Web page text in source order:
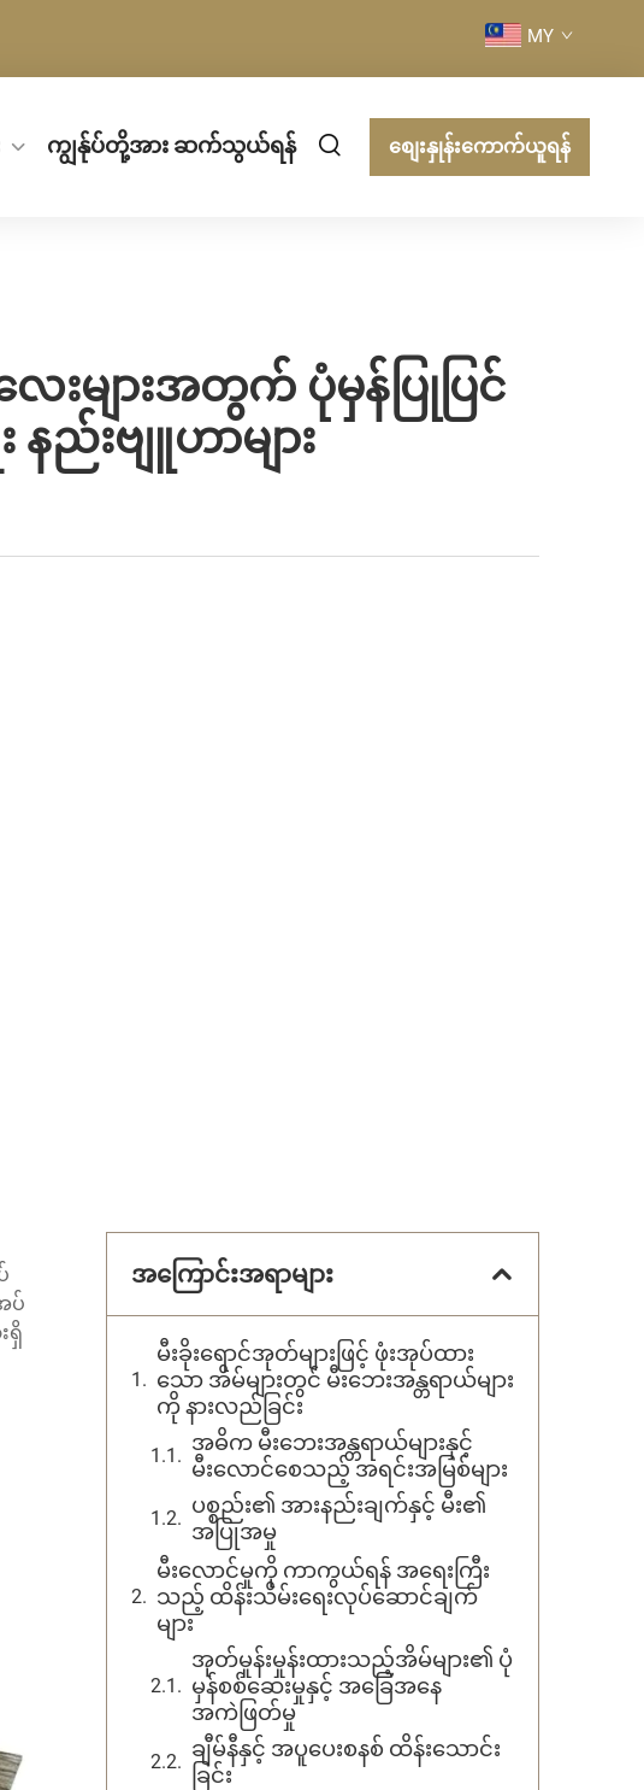
MY
ကျွန်ုပ်တို့အား ဆက်သွယ်ရန် စျေးနှုန်းကောက်ယူရန်
များအတွက် ပုံမှန်ပြုပြင်
ည်းဗျူဟာများ
ပ်
ရှိ
အကြောင်းအရာများ
မီးခိုးရောင်အုတ်များဖြင့် ဖုံးအုပ်ထား
သော အိမ်များတွင် မီးဘေးအန္တရာယ်များ
ကို နားလည်ခြင်း
အဓိက မီးဘေးအန္တရာယ်များနှင့်
မီးလောင်စေသည့် အရင်းအမြစ်များ
ပစ္စည်း၏ အားနည်းချက်နှင့် မီး၏
အပြုအမှု
မီးလောင်မှုကို ကာကွယ်ရန် အရေးကြီး
သည့် ထိန်းသိမ်းရေးလုပ်ဆောင်ချက်
များ
အုတ်မှုန်းမှုန်းထားသည့်အိမ်များ၏ ပုံ
မှန်စစ်ဆေးမှုနှင့် အခြေအနေ
အကဲဖြတ်မှု
ချီမ်နီနှင့် အပူပေးစနစ် ထိန်းသောင်း
ခြင်း